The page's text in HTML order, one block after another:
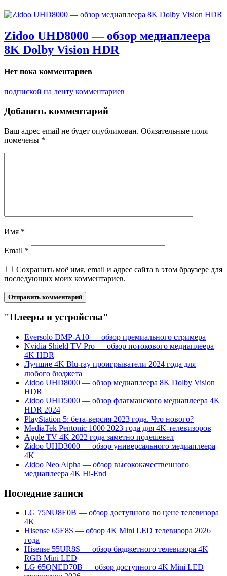
Zidoo UHD8000 — обзор медиаплеера
8K Dolby Vision HDR
Нет пока комментариев
подпиской на ленту комментариев
Добавить комментарий
Ваш адрес email не будет опубликован. Обязательные поля
помечены *
Имя *
Email *
Сохранить моё имя, email и адрес сайта в этом браузере для
последующих моих комментариев.
"Плееры и устройства"
Eversolo DMP-A10 — обзор премиального стримера
Nvidia Shield TV Pro — обзор потокового медиаплеера
4K HDR
Лучшие 4K Blu-ray проигрыватели 2024 года для
любого бюджета
Zidoo UHD8000 — обзор медиаплеера 8K Dolby Vision
HDR
Zidoo UHD5000 — обзор флагманского медиаплеера 4K
HDR 2024
PlayStation 5: бета-версия 2023 года. Что нового?
MediaTek Pentonic 1000 2023 года для 4K-телевизоров
Apple TV 4K 2022 года заметно подешевел
Zidoo UHD3000 — обзор универсального медиаплеера
4K
Zidoo Neo Alpha — обзор высококачественного
медиаплеера 4K Hi-End
Последние записи
LG 75NU8E0B — обзор доступного по цене телевизора
4K
Hisense 65E8S — обзор 4K Mini LED телевизора 2026
года
Hisense 55UR8S — обзор бюджетного телевизора 4K
RGB Mini LED
LG 65QNED70B — обзор доступного 4K Mini LED